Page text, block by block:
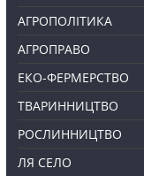
АГРОПОЛІТИКА
АГРОПРАВО
ЕКО-ФЕРМЕРСТВО
ТВАРИННИЦТВО
РОСЛИННИЦТВО
ЛЯ СЕЛО